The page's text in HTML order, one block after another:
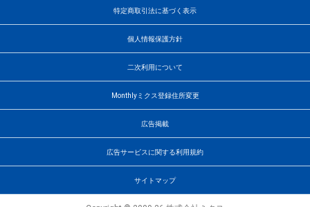
特定商取引法に基づく表示
個人情報保護方針
二次利用について
Monthlyミクス登録住所変更
広告掲載
広告サービスに関する利用規約
サイトマップ